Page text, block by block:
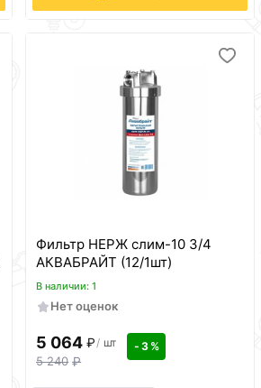
Фильтр НЕРЖ слим-10 3/4
АКВАБРАЙТ (12/1шт)
В наличии: 1
Нет оценок
5 064 ₽ / шт
5 240 ₽
- 3 %